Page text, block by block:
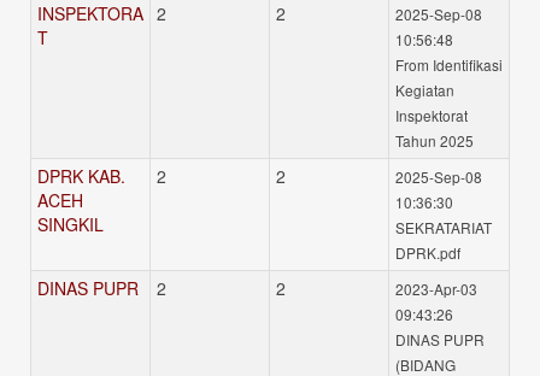
INSPEKTORA
T
2 2
2025-Sep-08
10:56:48
From Identifikasi
Kegiatan
Inspektorat
Tahun 2025
DPRK KAB.
ACEH
SINGKIL
2 2
2025-Sep-08
10:36:30
SEKRATARIAT
DPRK.pdf
DINAS PUPR 2 2
2023-Apr-03
09:43:26
DINAS PUPR
(BIDANG